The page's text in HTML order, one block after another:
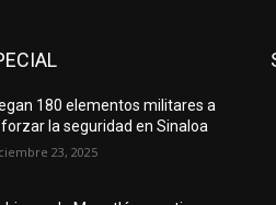
180 elementos militares a
la seguridad en Sinaloa
23, 2025